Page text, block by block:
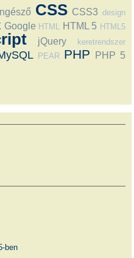
CSS CSS3 design
Google HTML HTML 5 HTML5
jQuery keretrendszer
PEAR PHP PHP 5
ben